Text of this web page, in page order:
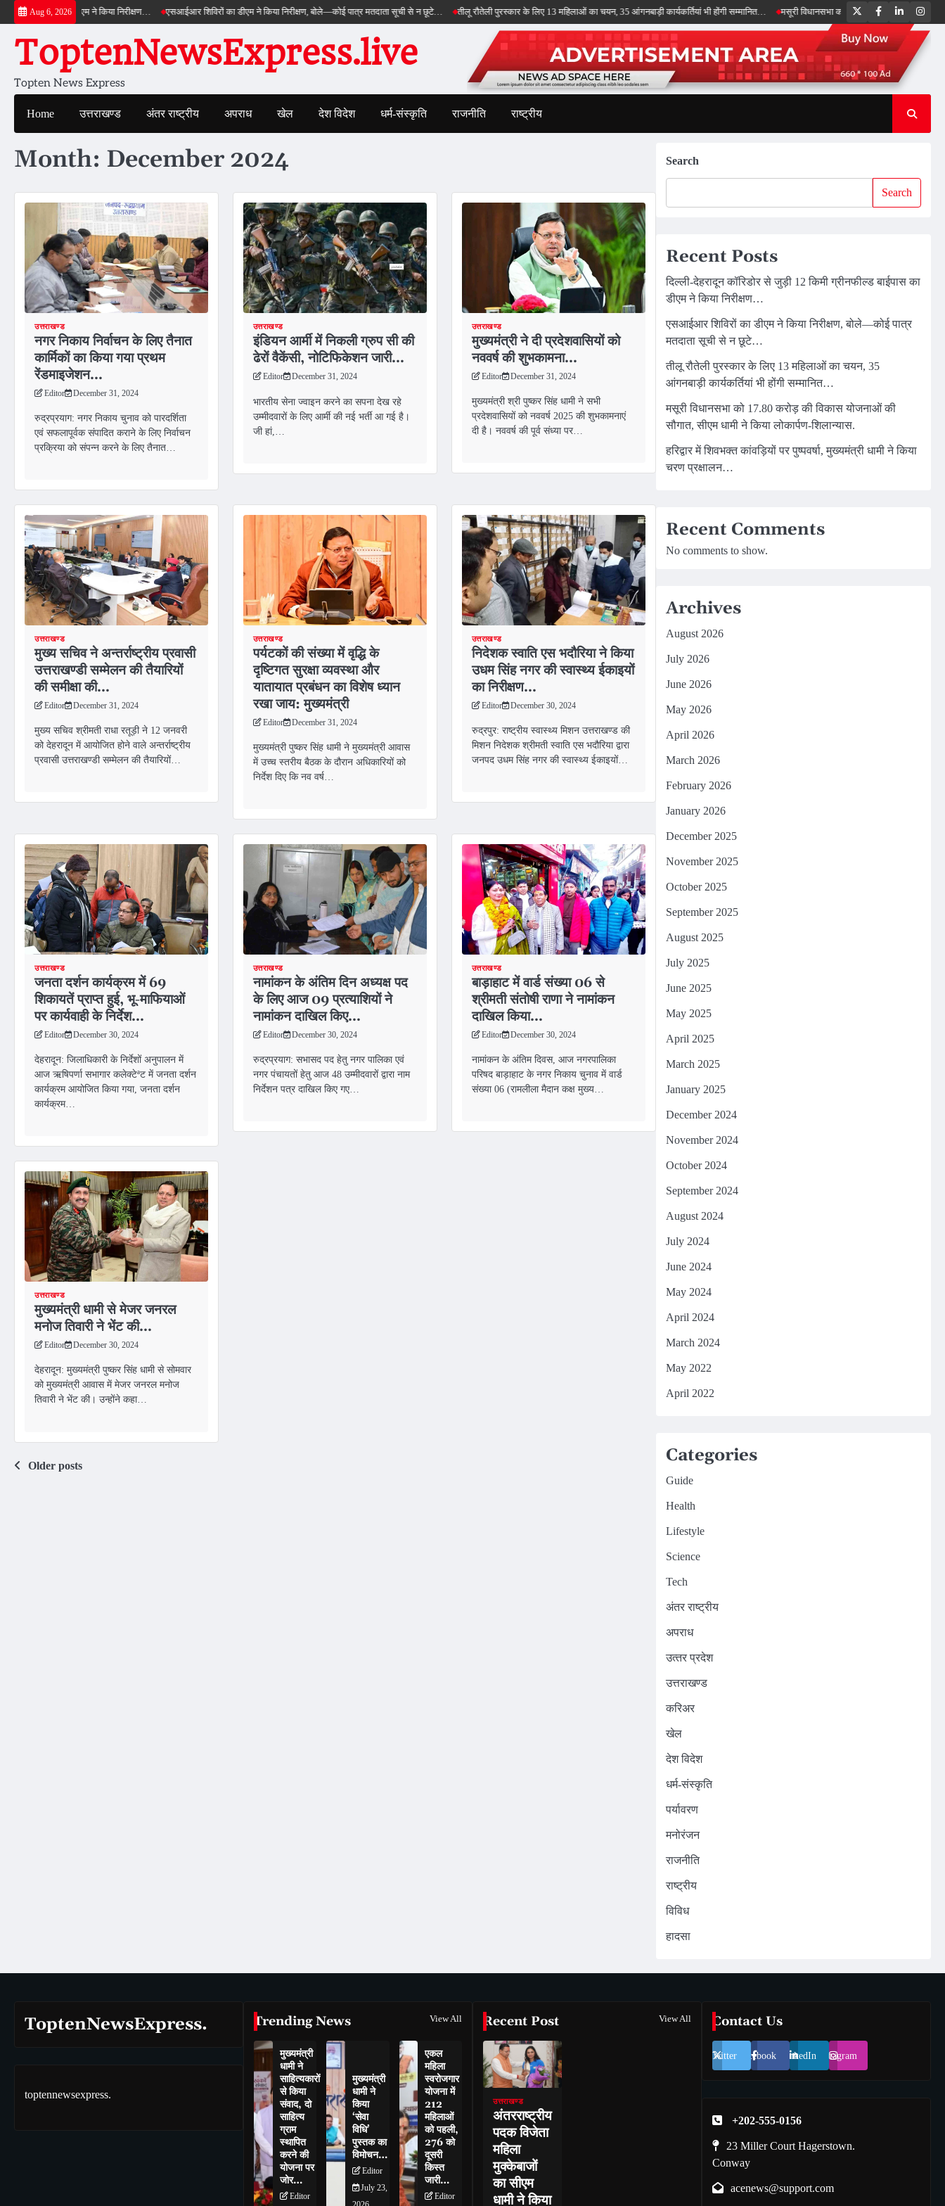
Skip
to
content
Aug 6, 2026
बाईपास का डीएम ने किया निरीक्षण… एसआईआर शिविरों का डीएम ने किया निरीक्षण, बोले—कोई पात्र मतदाता सूची से न छूटे… तीलू रौतेली पुरस्कार के लिए 13 महिलाओं का चयन, 35 आंगनबाड़ी कार्यकर्तियां भी होंगी सम्मानित… मसूरी विधानसभा को 17.80 करोड़ की विकास योजनाओं की
TwitterFacebookLinkedIn
ToptenNewsExpress.live
Topten News Express
Home उत्तराखण्ड अंतर राष्ट्रीय अपराध खेल देश विदेश धर्म-संस्कृति राजनीति राष्ट्रीय
Month: December 2024
उत्तराखण्ड
नगर निकाय निर्वाचन के लिए तैनात
कार्मिकों का किया गया प्रथम
रेंडमाइजेशन…
Editor December 31, 2024
रुद्रप्रयाग: नगर निकाय चुनाव को पारदर्शिता
एवं सफलापूर्वक संपादित कराने के लिए निर्वाचन
प्रक्रिया को संपन्न करने के लिए तैनात…
उत्तराखण्ड
इंडियन आर्मी में निकली ग्रुप सी की
ढेरों वैकेंसी, नोटिफिकेशन जारी…
Editor December 31, 2024
भारतीय सेना ज्वाइन करने का सपना देख रहे
उम्मीदवारों के लिए आर्मी की नई भर्ती आ गई है।
जी हां,…
उत्तराखण्ड
मुख्यमंत्री ने दी प्रदेशवासियों को
नववर्ष की शुभकामना…
Editor December 31, 2024
मुख्यमंत्री श्री पुष्कर सिंह धामी ने सभी
प्रदेशवासियों को नववर्ष 2025 की शुभकामनाएं
दी है। नववर्ष की पूर्व संध्या पर…
उत्तराखण्ड
मुख्य सचिव ने अन्तर्राष्ट्रीय प्रवासी
उत्तराखण्डी सम्मेलन की तैयारियों
की समीक्षा की…
Editor December 31, 2024
मुख्य सचिव श्रीमती राधा रतूड़ी ने 12 जनवरी
को देहरादून में आयोजित होने वाले अन्तर्राष्ट्रीय
प्रवासी उत्तराखण्डी सम्मेलन की तैयारियों…
उत्तराखण्ड
पर्यटकों की संख्या में वृद्धि के
दृष्टिगत सुरक्षा व्यवस्था और
यातायात प्रबंधन का विशेष ध्यान
रखा जाय: मुख्यमंत्री
Editor December 31, 2024
मुख्यमंत्री पुष्कर सिंह धामी ने मुख्यमंत्री आवास
में उच्च स्तरीय बैठक के दौरान अधिकारियों को
निर्देश दिए कि नव वर्ष…
उत्तराखण्ड
निदेशक स्वाति एस भदौरिया ने किया
उधम सिंह नगर की स्वास्थ्य ईकाइयों
का निरीक्षण…
Editor December 30, 2024
रुद्रपुर: राष्ट्रीय स्वास्थ्य मिशन उत्तराखण्ड की
मिशन निदेशक श्रीमती स्वाति एस भदौरिया द्वारा
जनपद उधम सिंह नगर की स्वास्थ्य ईकाइयों…
उत्तराखण्ड
जनता दर्शन कार्यक्रम में 69
शिकायतें प्राप्त हुई, भू-माफियाओं
पर कार्यवाही के निर्देश…
Editor December 30, 2024
देहरादून: जिलाधिकारी के निर्देशों अनुपालन में
आज ऋषिपर्णा सभागार कलेक्टेªट में जनता दर्शन
कार्यक्रम आयोजित किया गया, जनता दर्शन
कार्यक्रम…
उत्तराखण्ड
नामांकन के अंतिम दिन अध्यक्ष पद
के लिए आज 09 प्रत्याशियों ने
नामांकन दाखिल किए…
Editor December 30, 2024
रुद्रप्रयाग: सभासद पद हेतु नगर पालिका एवं
नगर पंचायतों हेतु आज 48 उम्मीदवारों द्वारा नाम
निर्देशन पत्र दाखिल किए गए…
उत्तराखण्ड
बाड़ाहाट में वार्ड संख्या 06 से
श्रीमती संतोषी राणा ने नामांकन
दाखिल किया…
Editor December 30, 2024
नामांकन के अंतिम दिवस, आज नगरपालिका
परिषद बाड़ाहाट के नगर निकाय चुनाव में वार्ड
संख्या 06 (रामलीला मैदान कक्ष मुख्य…
उत्तराखण्ड
मुख्यमंत्री धामी से मेजर जनरल
मनोज तिवारी ने भेंट की…
Editor December 30, 2024
देहरादून: मुख्यमंत्री पुष्कर सिंह धामी से सोमवार
को मुख्यमंत्री आवास में मेजर जनरल मनोज
तिवारी ने भेंट की। उन्होंने कहा…
Posts
Older posts
Search
Search
Recent Posts
दिल्ली-देहरादून कॉरिडोर से जुड़ी 12 किमी ग्रीनफील्ड बाईपास का
डीएम ने किया निरीक्षण…
एसआईआर शिविरों का डीएम ने किया निरीक्षण, बोले—कोई पात्र
मतदाता सूची से न छूटे…
तीलू रौतेली पुरस्कार के लिए 13 महिलाओं का चयन, 35
आंगनबाड़ी कार्यकर्तियां भी होंगी सम्मानित…
मसूरी विधानसभा को 17.80 करोड़ की विकास योजनाओं की
सौगात, सीएम धामी ने किया लोकार्पण-शिलान्यास.
हरिद्वार में शिवभक्त कांवड़ियों पर पुष्पवर्षा, मुख्यमंत्री धामी ने किया
चरण प्रक्षालन…
Recent Comments
No comments to show.
Archives
August 2026
July 2026
June 2026
May 2026
April 2026
March 2026
February 2026
January 2026
December 2025
November 2025
October 2025
September 2025
August 2025
July 2025
June 2025
May 2025
April 2025
March 2025
January 2025
December 2024
November 2024
October 2024
September 2024
August 2024
July 2024
June 2024
May 2024
April 2024
March 2024
May 2022
April 2022
Categories
Guide
Health
Lifestyle
Science
Tech
अंतर राष्ट्रीय
अपराध
उत्‍तर प्रदेश
उत्तराखण्ड
करिअर
खेल
देश विदेश
धर्म-संस्कृति
पर्यावरण
मनोरंजन
राजनीति
राष्ट्रीय
विविध
हादसा
ToptenNewsExpress.
toptennewsexpress.
Trending News View All
मुख्यमंत्री
धामी ने
साहित्यकारों
से किया
संवाद, दो
साहित्य
ग्राम
स्थापित
करने की
योजना पर
जोर…
Editor
मुख्यमंत्री
धामी ने
किया
‘सेवा
विधि’
पुस्तक का
विमोचन…
Editor
July 23,
एकल
महिला
स्वरोजगार
योजना में
212
महिलाओं
को पहली,
276 को
दूसरी
किस्त
जारी…
Editor
Recent Post View All
उत्तराखण्ड
अंतरराष्ट्रीय
पदक विजेता
महिला
मुक्केबाजों
का सीएम
धामी ने किया
Contact Us
Twitter Facebook LinkedIn Instagram
+202-555-0156
23 Miller Court Hagerstown.
Conway
acenews@support.com